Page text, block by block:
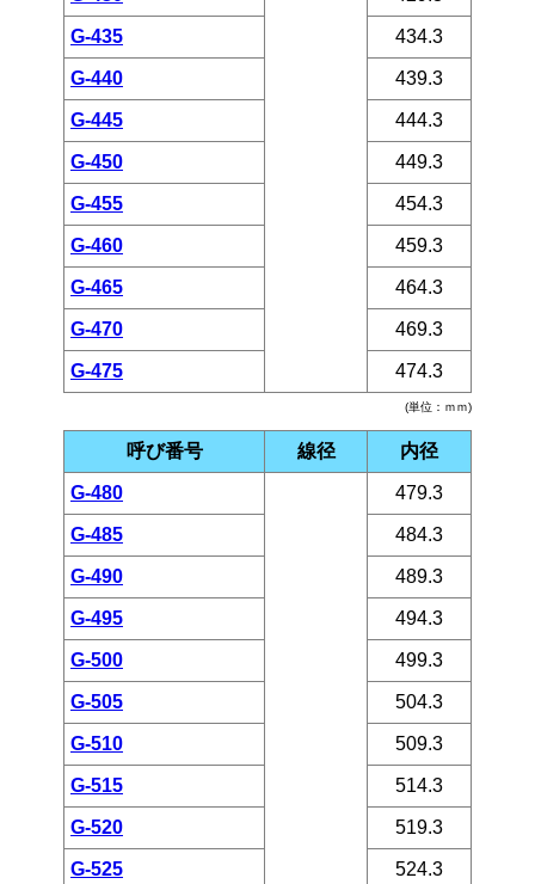
(単位：ｍｍ)
G-435 434.3
G-440 439.3
G-445 444.3
G-450 449.3
G-455 454.3
G-460 459.3
G-465 464.3
G-470 469.3
G-475 474.3
呼び番号 線径 内径
G-480 479.3
G-485 484.3
G-490 489.3
G-495 494.3
G-500 499.3
G-505 504.3
G-510 509.3
G-515 514.3
G-520 519.3
G-525 524.3